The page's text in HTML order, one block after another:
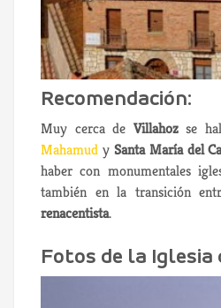
Recomendación:
Muy cerca de Villahozse
Mahamud y Santa María del
haber con monumentales
también en la transición
renacentista.
Fotos de la Iglesia